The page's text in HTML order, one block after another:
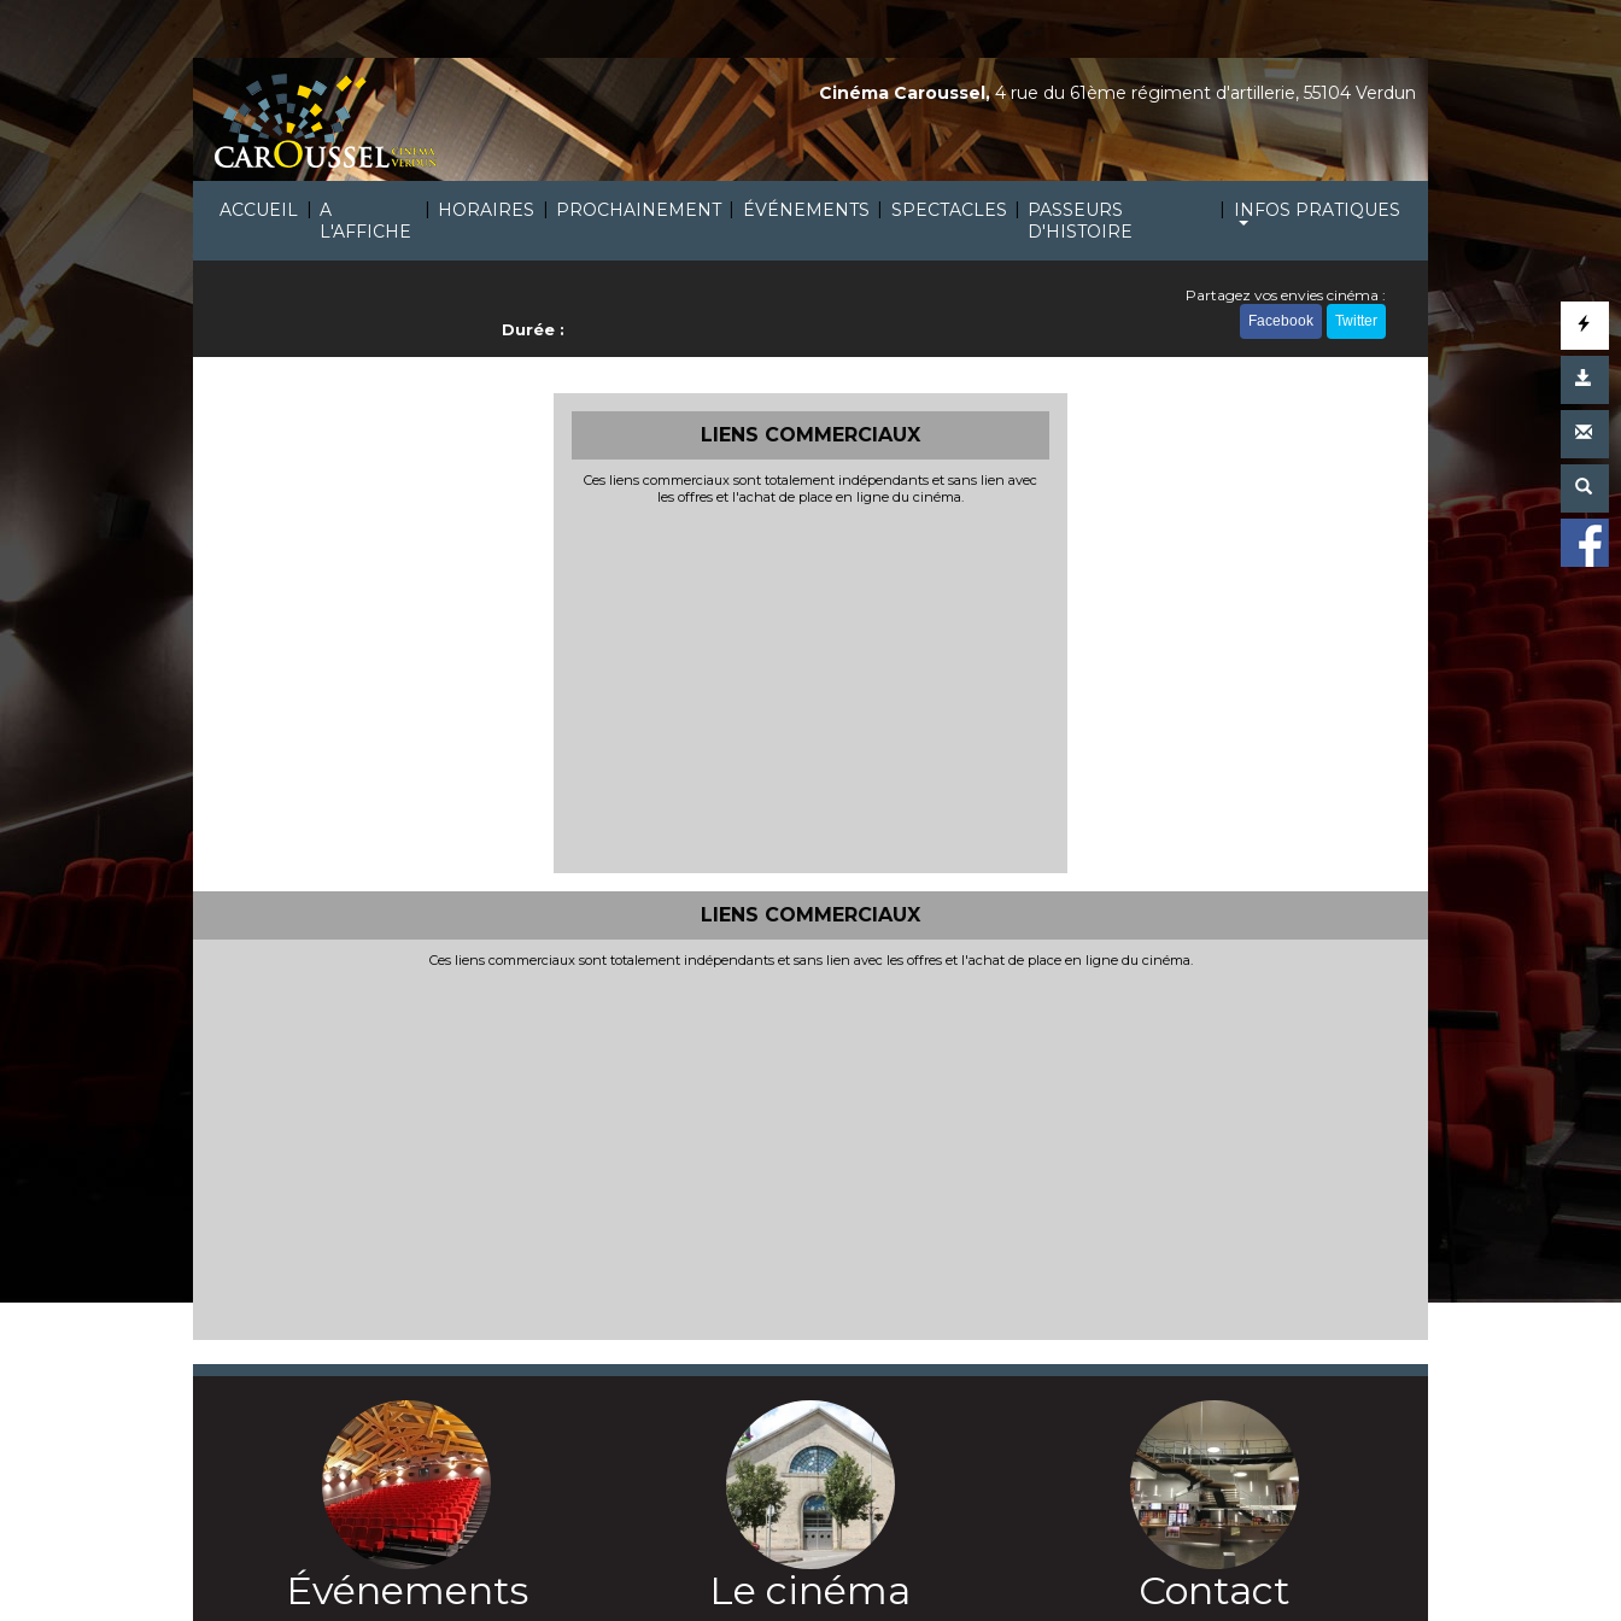
ACCUEIL | A
L'AFFICHE
| HORAIRES | PROCHAINEMENT | ÉVÉNEMENTS | SPECTACLES | PASSEURS
D'HISTOIRE
| INFOS PRATIQUES
Cinéma Caroussel,4 rue du 61ème régiment d'artillerie, 55104 Verdun
Durée :
Partagez vos envies cinéma :
Facebook Twitter
LIENS COMMERCIAUX
Ces liens commerciaux sont totalement indépendants et sans lien avec
les offres et l'achat de place en ligne du cinéma.
LIENS COMMERCIAUX
Ces liens commerciaux sont totalement indépendants et sans lien avec les offres et l'achat de place en ligne du cinéma.
Événements Le cinéma Contact